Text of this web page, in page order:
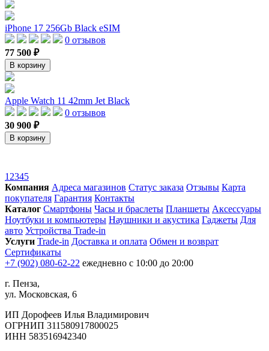
iPhone 17 256Gb Black eSIM
0 отзывов
77 500 ₽
В корзину
Apple Watch 11 42mm Jet Black
0 отзывов
30 900 ₽
В корзину
12345
Компания Адреса магазинов Статус заказа Отзывы Карта
покупателя Гарантия Контакты
Каталог Смартфоны Часы и браслеты Планшеты Аксессуары
Ноутбуки и компьютеры Наушники и акустика Гаджеты Для
авто Устройства Trade-in
Услуги Trade-in Доставка и оплата Обмен и возврат
Сертификаты
+7 (902) 080-62-22 ежедневно с 10:00 до 20:00
г. Пенза,
ул. Московская, 6
ИП Дорофеев Илья Владимирович
ОГРНИП 311580917800025
ИНН 583516942340